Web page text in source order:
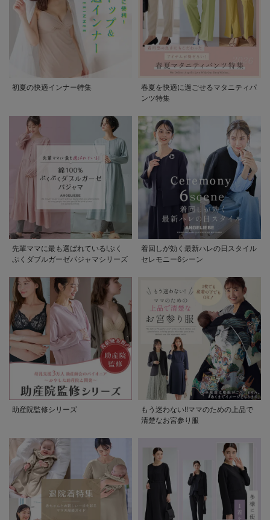
初夏の快適インナー特集
春夏を快適に過ごせるマタニティパ
ンツ特集
先輩ママに最も選ばれている!ぷく
ぷくダブルガーゼパジャマシリーズ
着回しが効く最新ハレの日スタイル
セレモニー6シーン
助産院監修シリーズ
もう迷わない!!ママのための上品で
清楚なお宮参り服